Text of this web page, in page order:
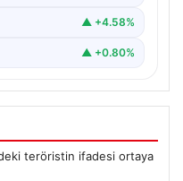
▲ +4.58%
▲ +0.80%
teröristin ifadesi ortaya